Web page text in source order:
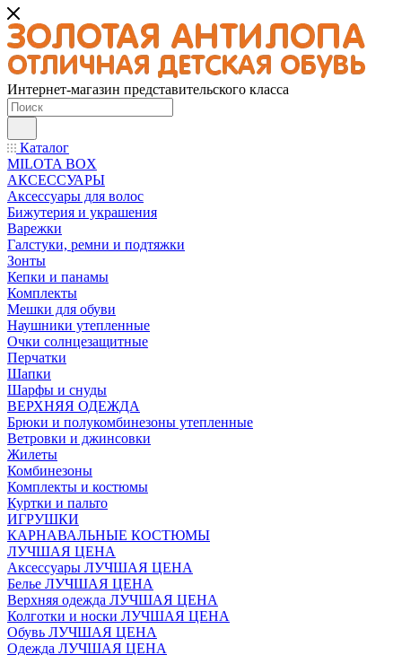
Интернет-магазин представительского класса
Каталог
MILOTA BOX
АКСЕССУАРЫ
Аксессуары для волос
Бижутерия и украшения
Варежки
Галстуки, ремни и подтяжки
Зонты
Кепки и панамы
Комплекты
Мешки для обуви
Наушники утепленные
Очки солнцезащитные
Перчатки
Шапки
Шарфы и снуды
ВЕРХНЯЯ ОДЕЖДА
Брюки и полукомбинезоны утепленные
Ветровки и джинсовки
Жилеты
Комбинезоны
Комплекты и костюмы
Куртки и пальто
ИГРУШКИ
КАРНАВАЛЬНЫЕ КОСТЮМЫ
ЛУЧШАЯ ЦЕНА
Аксессуары ЛУЧШАЯ ЦЕНА
Белье ЛУЧШАЯ ЦЕНА
Верхняя одежда ЛУЧШАЯ ЦЕНА
Колготки и носки ЛУЧШАЯ ЦЕНА
Обувь ЛУЧШАЯ ЦЕНА
Одежда ЛУЧШАЯ ЦЕНА